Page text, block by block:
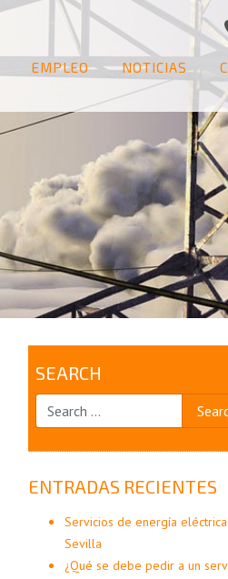
EMPLEO NOTICIAS
SEARCH
ENTRADAS RECIENTES
Servicios de energía
Sevilla
¿Qué se debe pedir a un